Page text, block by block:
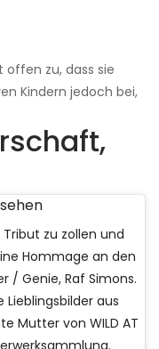
offen zu, dass sie
Kindern jedoch bei,
zu zollen und
Hommage an den
/ Genie, Raf Simons.
aus
Mutter von WILD AT